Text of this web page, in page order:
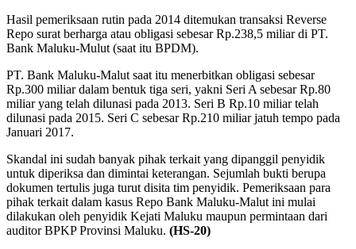
Hasil pemeriksaan rutin pada 2014 ditemukan transaksi Reverse
Repo surat berharga atau obligasi sebesar Rp.238,5 miliar di PT.
Bank Maluku-Mulut (saat itu BPDM).
PT. Bank Maluku-Malut saat itu menerbitkan obligasi sebesar
Rp.300 miliar dalam bentuk tiga seri, yakni Seri A sebesar Rp.80
miliar yang telah dilunasi pada 2013. Seri B Rp.10 miliar telah
dilunasi pada 2015. Seri C sebesar Rp.210 miliar jatuh tempo pada
Januari 2017.
Skandal ini sudah banyak pihak terkait yang dipanggil penyidik
untuk diperiksa dan dimintai keterangan. Sejumlah bukti berupa
dokumen tertulis juga turut disita tim penyidik. Pemeriksaan para
pihak terkait dalam kasus Repo Bank Maluku-Malut ini mulai
dilakukan oleh penyidik Kejati Maluku maupun permintaan dari
auditor BPKP Provinsi Maluku. (HS-20)